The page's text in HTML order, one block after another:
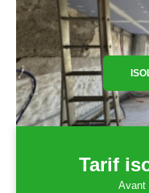
Tarif
Avant